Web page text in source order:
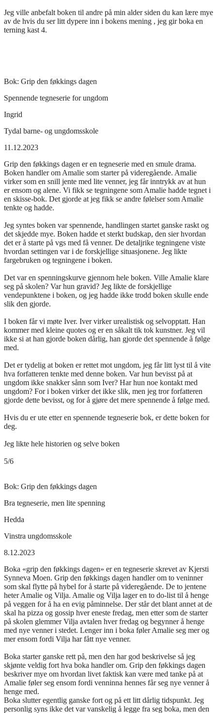
Jeg ville anbefalt boken til andre på min alder siden du kan lære mye
av de hvis du ser litt dypere inn i bokens mening , jeg gir boka en
terning kast 4.
Bok: Grip den føkkings dagen
Spennende tegneserie for ungdom
Ingrid
Tydal barne- og ungdomsskole
11.12.2023
Grip den føkkings dagen er en tegneserie med en smule drama.
Boken handler om Amalie som starter på videregående. Amalie
virker som en snill jente med lite venner, jeg får inntrykk av at hun
er ensom og alene. Vi fikk se tegningene som Amalie hadde tegnet i
en skisse-bok. Det gjorde at jeg fikk se andre følelser som Amalie
tenkte og hadde.
Jeg syntes boken var spennende, handlingen startet ganske raskt og
det skjedde mye. Boken hadde et sterkt budskap, den sier hvordan
det er å starte på vgs med få venner. De detaljrike tegningene viste
hvordan settingen var i de forskjellige situasjonene. Jeg likte
fargebruken og tegningene i boken.
Det var en spenningskurve gjennom hele boken. Ville Amalie klare
seg på skolen? Var hun gravid? Jeg likte de forskjellige
vendepunktene i boken, og jeg hadde ikke trodd boken skulle ende
slik den gjorde.
I boken får vi møte Iver. Iver virker urealistisk og selvopptatt. Han
kommer med kleine quotes og er en såkalt tik tok kunstner. Jeg vil
ikke si at han gjorde boken dårlig, han gjorde det spennende å følge
med.
Det er tydelig at boken er rettet mot ungdom, jeg får litt lyst til å vite
hva forfatteren tenkte med denne boken. Var hun bevisst på at
ungdom ikke snakker sånn som Iver? Har hun noe kontakt med
ungdom? For i boken virker det ikke slik, men jeg tror forfatteren
gjorde dette bevisst, og for å gjøre det mere spennende å følge med.
Hvis du er ute etter en spennende tegneserie bok, er dette boken for
deg.
Jeg likte hele historien og selve boken
5/6
Bok: Grip den føkkings dagen
Bra tegneserie, men lite spenning
Hedda
Vinstra ungdomsskole
8.12.2023
Boka «grip den føkkings dagen» er en tegneserie skrevet av Kjersti
Synneva Moen. Grip den føkkings dagen handler om to veninner
som skal flytte på hybel for å starte på videregående. De to jentene
heter Amalie og Vilja. Amalie og Vilja lager en to do-list til å henge
på veggen for å ha en evig påminnelse. Der står det blant annet at de
skal ha pizza og gossip hver eneste fredag, men etter som de starter
på skolen glemmer Vilja avtalen hver fredag og begynner å henge
med nye venner i stedet. Lenger inn i boka føler Amalie seg mer og
mer ensom fordi Vilja har fått nye venner.
Boka starter ganske rett på, men den har god beskrivelse så jeg
skjønte veldig fort hva boka handler om. Grip den føkkings dagen
beskriver mye om hvordan livet faktisk kan være med tanke på at
Amalie føler seg ensom fordi venninna hennes får seg nye venner å
henge med.
Boka slutter egentlig ganske fort og på ett litt dårlig tidspunkt. Jeg
personlig syns ikke det var vanskelig å legge fra seg boka, men den